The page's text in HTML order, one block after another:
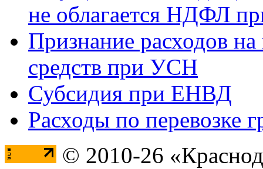
не облагается НДФЛ
Признание расходов
средств при УСН
Субсидия при ЕНВД
Расходы по перевозке
© 2010-26